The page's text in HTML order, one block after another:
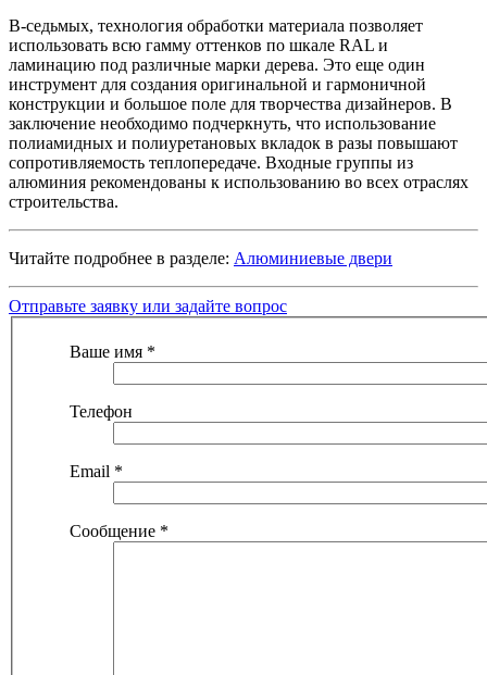
В-седьмых, технология обработки материала позволяет
использовать всю гамму оттенков по шкале RAL и
ламинацию под различные марки дерева. Это еще один
инструмент для создания оригинальной и гармоничной
конструкции и большое поле для творчества дизайнеров. В
заключение необходимо подчеркнуть, что использование
полиамидных и полиуретановых вкладок в разы повышают
сопротивляемость теплопередаче. Входные группы из
алюминия рекомендованы к использованию во всех отраслях
строительства.
Читайте подробнее в разделе: Алюминиевые двери
Отправьте заявку или задайте вопрос
Ваше имя *
Телефон
Email *
Сообщение *